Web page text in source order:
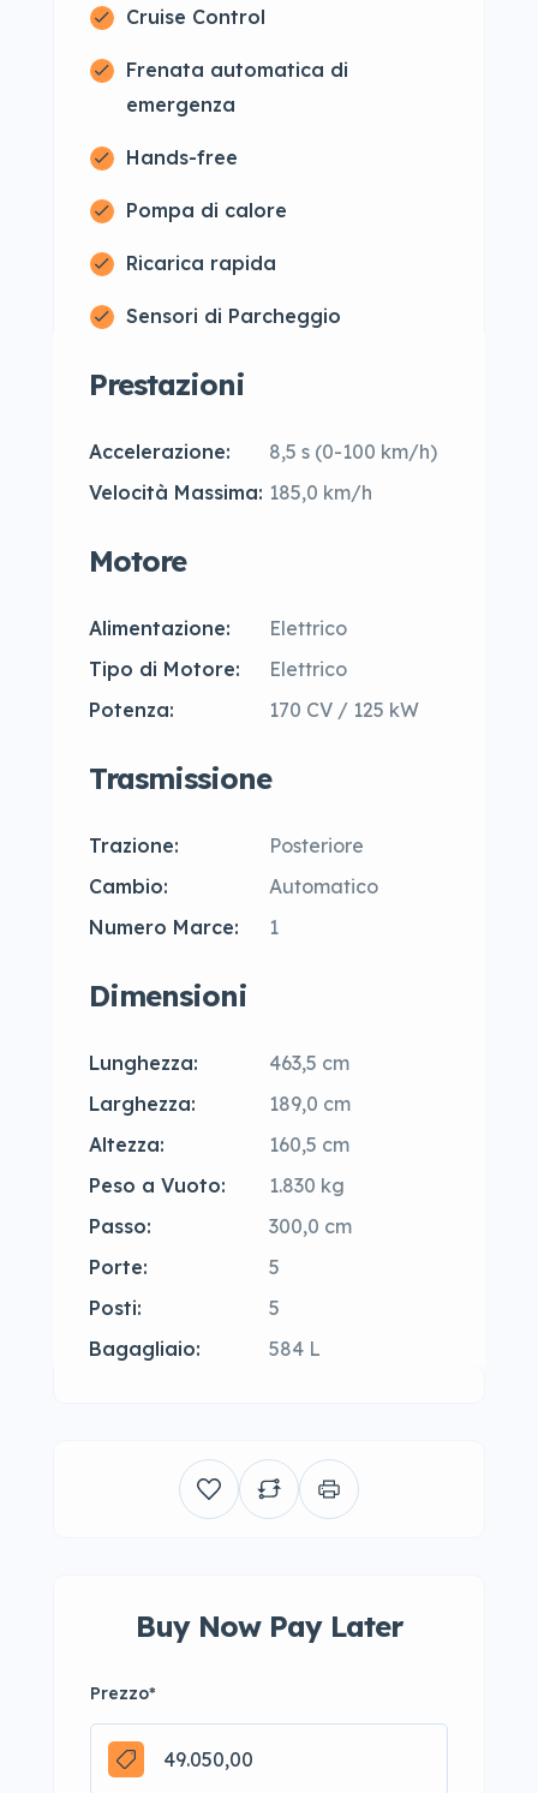
Cruise Control
Frenata automatica di
emergenza
Hands-free
Pompa di calore
Ricarica rapida
Sensori di Parcheggio
Prestazioni
Accelerazione:
8,5 s (0-100 km/h)
Velocità Massima: 185,0 km/h
Motore
Alimentazione:
Elettrico
Tipo di Motore:
Elettrico
Potenza:
170 CV / 125 kW
Trasmissione
Trazione:
Posteriore
Cambio:
Automatico
Numero Marce:
1
Dimensioni
Lunghezza:
463,5 cm
Larghezza:
189,0 cm
Altezza:
160,5 cm
Peso a Vuoto:
1.830 kg
Passo:
300,0 cm
Porte:
5
Posti:
5
Bagagliaio:
584 L
Buy Now Pay Later
Prezzo*